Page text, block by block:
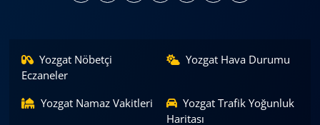
Yozgat Nöbetçi
Eczaneler
Yozgat Hava Durumu
Yozgat Namaz Vakitleri
Yozgat Trafik Yoğunluk
Haritası